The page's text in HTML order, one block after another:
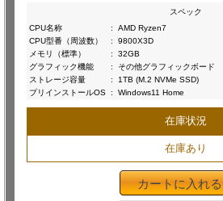
スペック
CPU名称
:
AMD Ryzen7
CPU型番（周波数）
:
9800X3D
メモリ（標準）
:
32GB
グラフィック機能
:
その他グラフィックボード
ストレージ容量
:
1TB (M.2 NVMe SSD)
プリインストールOS : Windows11 Home
在庫状況
在庫あり
カートに入れる